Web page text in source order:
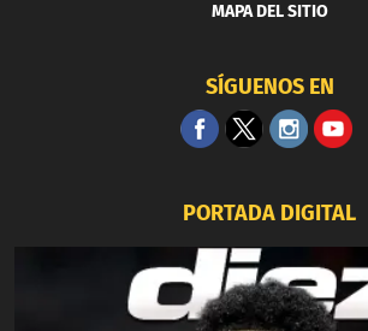
MAPA DEL SITIO
SÍGUENOS EN
PORTADA DIGITAL